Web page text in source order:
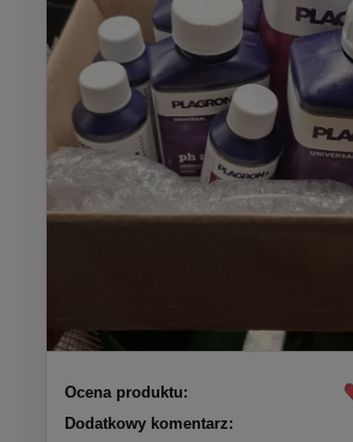
Ocena produktu:
Dodatkowy komentarz: